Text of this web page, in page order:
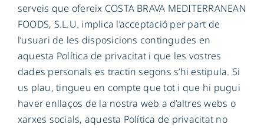
CA
serveis que ofereix COSTA BRAVA MEDITERRANEAN
FOODS, S.L.U. implica l’acceptació per part de
l’usuari de les disposicions contingudes en
aquesta Política de privacitat i que les vostres
dades personals es tractin segons s’hi estipula. Si
us plau, tingueu en compte que tot i que hi pugui
haver enllaços de la nostra web a d’altres webs o
xarxes socials, aquesta Política de privacitat no